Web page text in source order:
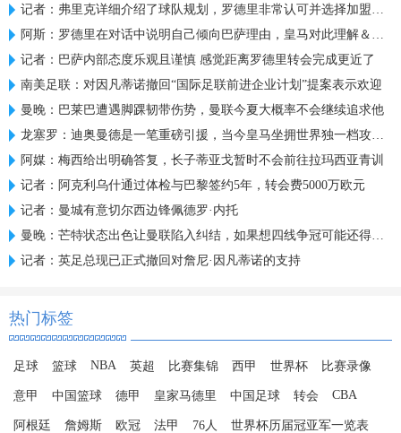
记者：弗里克详细介绍了球队规划，罗德里非常认可并选择加盟巴萨
阿斯：罗德里在对话中说明自己倾向巴萨理由，皇马对此理解＆祝好
记者：巴萨内部态度乐观且谨慎 感觉距离罗德里转会完成更近了
南美足联：对因凡蒂诺撤回“国际足联前进企业计划”提案表示欢迎
曼晚：巴莱巴遭遇脚踝韧带伤势，曼联今夏大概率不会继续追求他
龙塞罗：迪奥曼德是一笔重磅引援，当今皇马坐拥世界独一档攻击线
阿媒：梅西给出明确答复，长子蒂亚戈暂时不会前往拉玛西亚青训
记者：阿克利乌什通过体检与巴黎签约5年，转会费5000万欧元
记者：曼城有意切尔西边锋佩德罗·内托
曼晚：芒特状态出色让曼联陷入纠结，如果想四线争冠可能还得买人
记者：英足总现已正式撤回对詹尼·因凡蒂诺的支持
热门标签
足球 篮球 NBA 英超 比赛集锦 西甲 世界杯 比赛录像
意甲 中国篮球 德甲 皇家马德里 中国足球 转会 CBA
阿根廷 詹姆斯 欧冠 法甲 76人 世界杯历届冠亚军一览表